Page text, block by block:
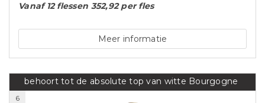
Vanaf 12 flessen 352,92 per fles
Meer informatie
behoort tot de absolute top van witte Bourgogne
6